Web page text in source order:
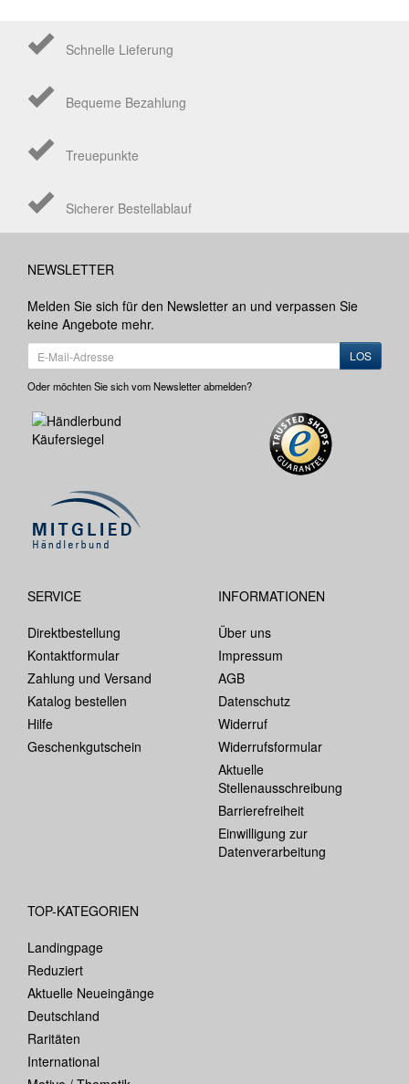
Schnelle Lieferung
Bequeme Bezahlung
Treuepunkte
Sicherer Bestellablauf
NEWSLETTER
Melden Sie sich für den Newsletter an und verpassen Sie
keine Angebote mehr.
LOS
Oder möchten Sie sich vom Newsletter abmelden?
SERVICE
Direktbestellung
Kontaktformular
Zahlung und Versand
Katalog bestellen
Hilfe
Geschenkgutschein
INFORMATIONEN
Über uns
Impressum
AGB
Datenschutz
Widerruf
Widerrufsformular
Aktuelle
Stellenausschreibung
Barrierefreiheit
Einwilligung zur
Datenverarbeitung
TOP-KATEGORIEN
Landingpage
Reduziert
Aktuelle Neueingänge
Deutschland
Raritäten
International